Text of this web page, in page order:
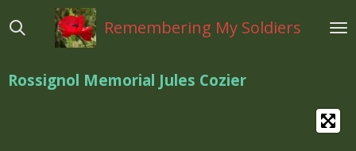
direct
hoofdinhoud
Remembering My Soldiers
Rossignol Memorial Jules Cozier